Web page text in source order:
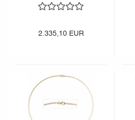
2.335,10 EUR